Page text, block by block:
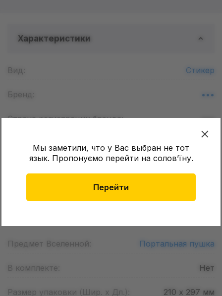
Мы заметили, что у Вас выбран не тот
язык. Пропонуємо перейти на соловʼїну.
Перейти
Характеристики
Вид: Стикер
Бренд: •••
Страна регистрации бренда: •••
Тематика:
Рик Санчез ,Морти Смит ,
Смит ,Бет Смит ,Джерри Смит ,
Предмет Вселенной: Портальная пушка
В комплекте: Нет
Размер упаковки (Шир. х Дл.): 210 х 297 мм